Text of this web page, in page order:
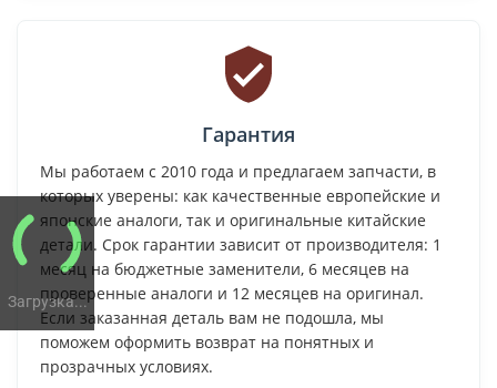
Загрузка...
Гарантия
Мы работаем с 2010 года и предлагаем запчасти, в
которых уверены: как качественные европейские и
японские аналоги, так и оригинальные китайские
детали. Срок гарантии зависит от производителя: 1
месяц на бюджетные заменители, 6 месяцев на
проверенные аналоги и 12 месяцев на оригинал.
Если заказанная деталь вам не подошла, мы
поможем оформить возврат на понятных и
прозрачных условиях.